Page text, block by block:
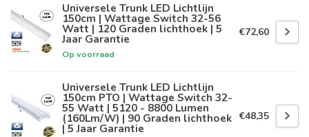
Universele Trunk LED Lichtlijn
150cm | Wattage Switch 32-56
Watt | 120 Graden lichthoek | 5
Jaar Garantie
Op voorraad
€72,60
Universele Trunk LED Lichtlijn
150cm PTO | Wattage Switch 32-
55 Watt | 5120 - 8800 Lumen
(160Lm/W) | 90 Graden lichthoek
| 5 Jaar Garantie
€48,35